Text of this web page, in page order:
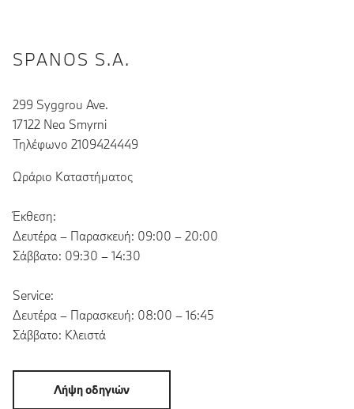
SPANOS S.A.
299 Syggrou Ave.
17122 Nea Smyrni
Τηλέφωνο 2109424449
Ωράριο Καταστήματος
Έκθεση:
Δευτέρα – Παρασκευή: 09:00 – 20:00
Σάββατο: 09:30 – 14:30
Service:
Δευτέρα – Παρασκευή: 08:00 – 16:45
Σάββατο: Κλειστά
Λήψη οδηγιών